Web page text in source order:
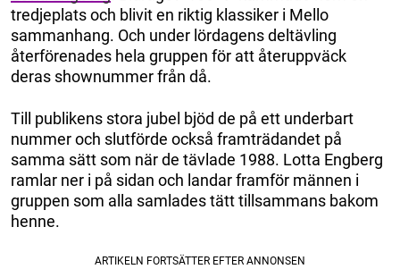
tredjeplats och blivit en riktig klassiker i Mello
sammanhang. Och under lördagens deltävling
återförenades hela gruppen för att återuppväck
deras shownummer från då.
Till publikens stora jubel bjöd de på ett underbart
nummer och slutförde också framträdandet på
samma sätt som när de tävlade 1988. Lotta Engberg
ramlar ner i på sidan och landar framför männen i
gruppen som alla samlades tätt tillsammans bakom
henne.